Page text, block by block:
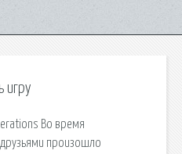
игру
Во время
произошло